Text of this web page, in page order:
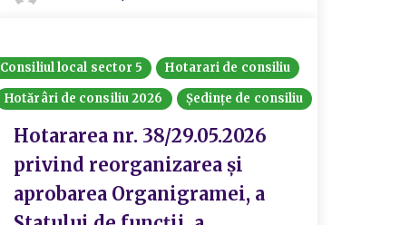
Consiliul local sector 5
Hotarari de consiliu
Hotărâri de consiliu 2026
Ședințe de consiliu
Hotararea nr. 38/29.05.2026
privind reorganizarea și
aprobarea Organigramei, a